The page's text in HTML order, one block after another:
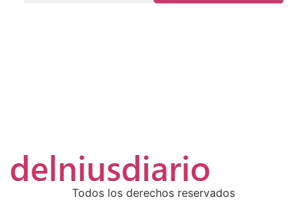
Todos los derechos reservados